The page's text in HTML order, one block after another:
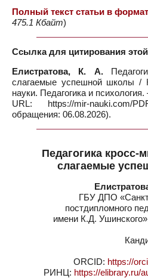
Полный текст статьи в
475.1 Кбайт)
Ссылка для цитирования этой
Елистратова, К. А.
слагаемые успешной школы /
науки. Педагогика и
URL: https://mir-nauki.com/
обращения: 06.08.2026).
Педагогика кросс-
слагаемые
ГБУ ДПО
постдипломного
имени К.Д.
ORCID: https://
РИНЦ: https://elibrary.ru/